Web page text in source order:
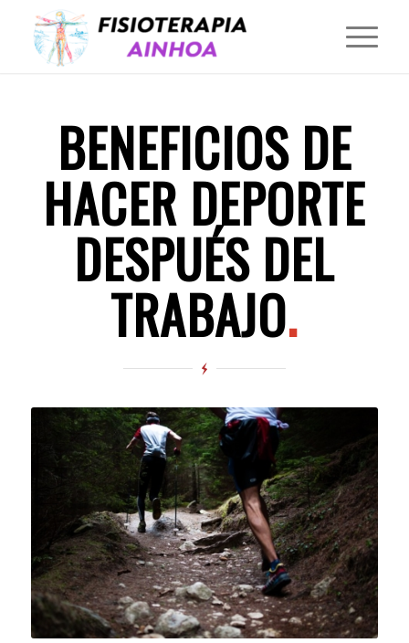
BENEFICIOS DE
HACER DEPORTE
DESPUÉS DEL
TRABAJO.